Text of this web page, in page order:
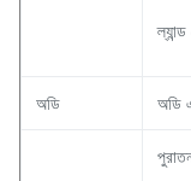
অডি অডি